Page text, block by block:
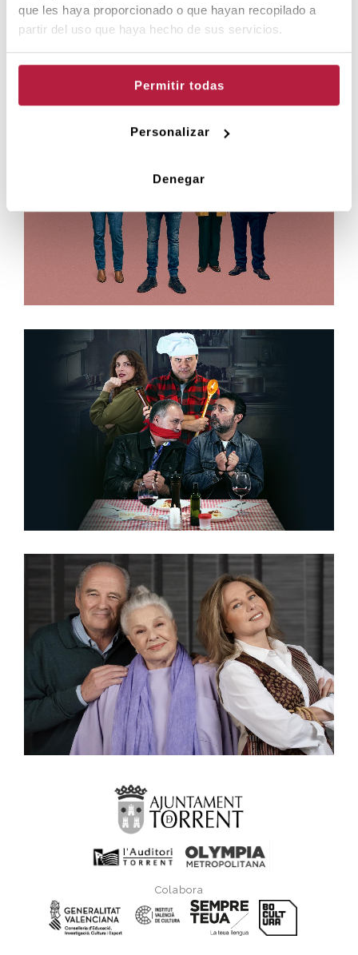
que les haya proporcionado o que hayan recopilado a
partir del uso que haya hecho de sus servicios.
Permitir todas
Personalizar
Denegar
ALTRES PROPOSTES DE L'AUDITORI DE
Colabora